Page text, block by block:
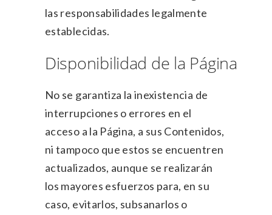
las responsabilidades legalmente
establecidas.
Disponibilidad de la Página
No se garantiza la inexistencia de
interrupciones o errores en el
acceso a la Página, a sus Contenidos,
ni tampoco que estos se encuentren
actualizados, aunque se realizarán
los mayores esfuerzos para, en su
caso, evitarlos, subsanarlos o